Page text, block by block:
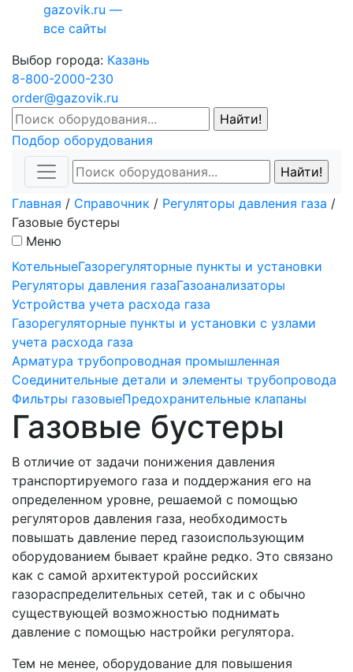
gazovik.ru —
все сайты
Выбор города: Казань
8-800-2000-230
order@gazovik.ru
Подбор оборудования
Главная / Справочник / Регуляторы давления газа /
Газовые бустеры
Меню
КотельныеГазорегуляторные пункты и установки
Регуляторы давления газаГазоанализаторы
Устройства учета расхода газа
Газорегуляторные пункты и установки с узлами
учета расхода газа
Арматура трубопроводная промышленная
Соединительные детали и элементы трубопровода
Фильтры газовыеПредохранительные клапаны
Газовые бустеры
В отличие от задачи понижения давления
транспортируемого газа и поддержания его на
определенном уровне, решаемой с помощью
регуляторов давления газа, необходимость
повышать давление перед газоиспользующим
оборудованием бывает крайне редко. Это связано
как с самой архитектурой российских
газораспределительных сетей, так и с обычно
существующей возможностью поднимать
давление с помощью настройки регулятора.
Тем не менее, оборудование для повышения